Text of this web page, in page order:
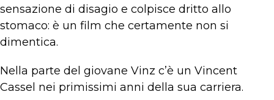
sensazione di disagio e colpisce dritto allo
stomaco: è un film che certamente non si
dimentica.
Nella parte del giovane Vinz c’è un Vincent
Cassel nei primissimi anni della sua carriera.